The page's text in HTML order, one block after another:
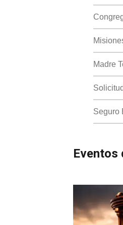
Madre
Seguro
Eventos